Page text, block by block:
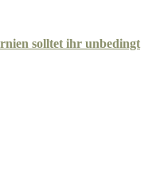
solltet ihr unbedingt